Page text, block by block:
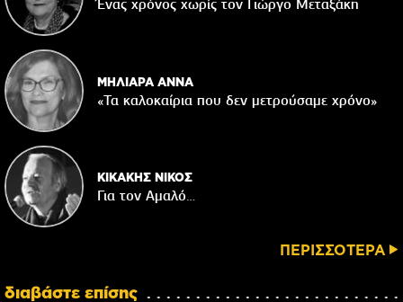
Ένας χρόνος χωρίς τον Γιώργο Μεταξάκη
ΜΗΛΙΑΡΑ ΑΝΝΑ
«Τα καλοκαίρια που δεν μετρούσαμε χρόνο»
ΚΙΚΑΚΗΣ ΝΙΚΟΣ
Για τον Αμαλό…
ΠΕΡΙΣΣΟΤΕΡΑ
διαβάστε επίσης